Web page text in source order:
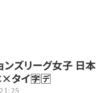
ンズリーグ女子 日本
タイ🈑🈓